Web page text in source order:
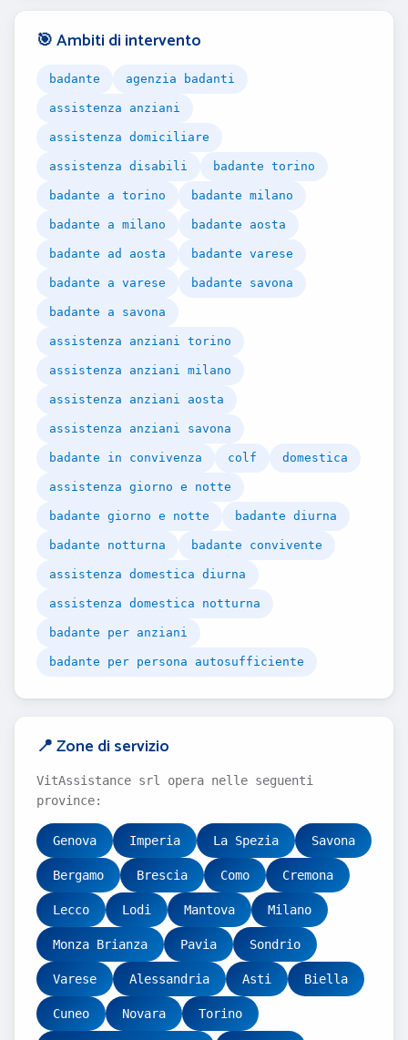
🎯 Ambiti di intervento
badante agenzia badanti
assistenza anziani
assistenza domiciliare
assistenza disabili badante torino
badante a torino badante milano
badante a milano badante aosta
badante ad aosta badante varese
badante a varese badante savona
badante a savona
assistenza anziani torino
assistenza anziani milano
assistenza anziani aosta
assistenza anziani savona
badante in convivenza colf domestica
assistenza giorno e notte
badante giorno e notte badante diurna
badante notturna badante convivente
assistenza domestica diurna
assistenza domestica notturna
badante per anziani
badante per persona autosufficiente
📍 Zone di servizio
VitAssistance srl opera nelle seguenti
province:
Genova Imperia La Spezia Savona
Bergamo Brescia Como Cremona
Lecco Lodi Mantova Milano
Monza Brianza Pavia Sondrio
Varese Alessandria Asti Biella
Cuneo Novara Torino